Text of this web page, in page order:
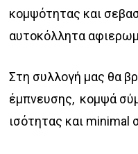
κομψότητας και
αυτοκόλλητα
Στη συλλογή μας θα
έμπνευσης, κομψά
ισότητας και minimal